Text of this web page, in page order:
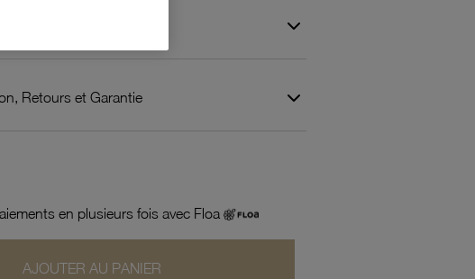
Retours et Garantie
en plusieurs fois avec Floa
AJOUTER AU PANIER